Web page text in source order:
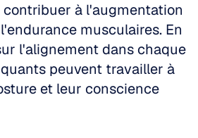
contribuer à l'augmentation
musculaires. En
l'alignement dans chaque
peuvent travailler à
et leur conscience